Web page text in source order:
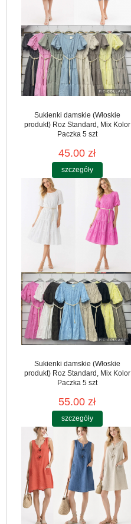
Sukienki damskie (Włoskie
produkt) Roz Standard, Mix Kolor
Paczka 5 szt
45.00 zł
szczegóły
Sukienki damskie (Włoskie
produkt) Roz Standard, Mix Kolor
Paczka 5 szt
55.00 zł
szczegóły